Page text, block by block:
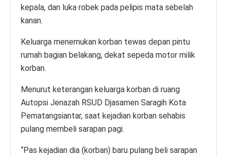
kepala, dan luka robek pada pelipis mata sebelah
kanan.
Keluarga menemukan korban tewas depan pintu
rumah bagian belakang, dekat sepeda motor milik
korban.
Menurut keterangan keluarga korban di ruang
Autopsi Jenazah RSUD Djasamen Saragih Kota
Pematangsiantar, saat kejadian korban sehabis
pulang membeli sarapan pagi.
“Pas kejadian dia (korban) baru pulang beli sarapan